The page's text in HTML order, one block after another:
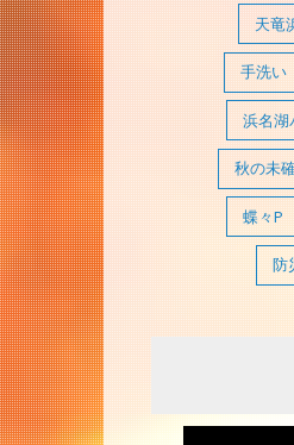
天竜
手洗い
浜名湖
秋の未
蝶々P
防